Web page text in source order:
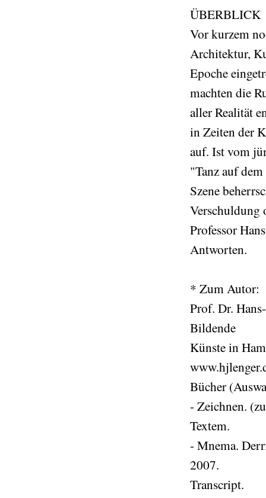
ÜBERBLICK
Vor kurzem
Architektur,
Epoche
machten die
aller Realität
in Zeiten der
auf. Ist vom
"Tanz auf
Szene
Verschuldung
Professor
Antworten.
* Zum Autor:
Prof. Dr.
Bildende
Künste in
Bücher
- Zeichnen.
Textem.
- Mnema.
2007.
Transcript.